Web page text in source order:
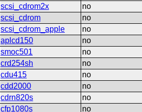
scsi_cdrom2x
no
scsi_cdrom
no
scsi_cdrom_apple
no
aplcd150
no
smoc501
no
crd254sh
no
cdu415
no
cdd2000
no
cdrn820s
no
cfp1080s
no